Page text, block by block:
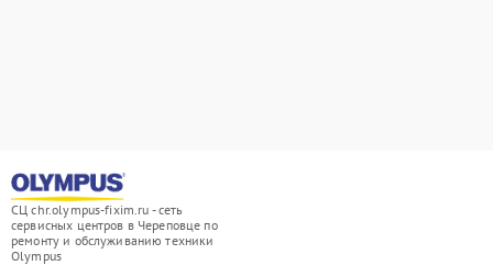
СЦ chr.olympus-fixim.ru - сеть
сервисных центров в Череповце по
ремонту и обслуживанию техники
Olympus